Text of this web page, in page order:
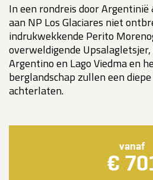
In een rondreis door Argentinië
aan NP Los Glaciares niet
indrukwekkende Perito
overweldigende
Argentino en Lago Viedma en
berglandschap zullen een
achterlaten.
vanaf
€